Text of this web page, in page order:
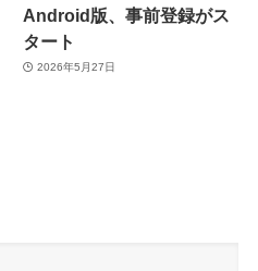
Android版、事前登録がス
タート
2026年5月27日